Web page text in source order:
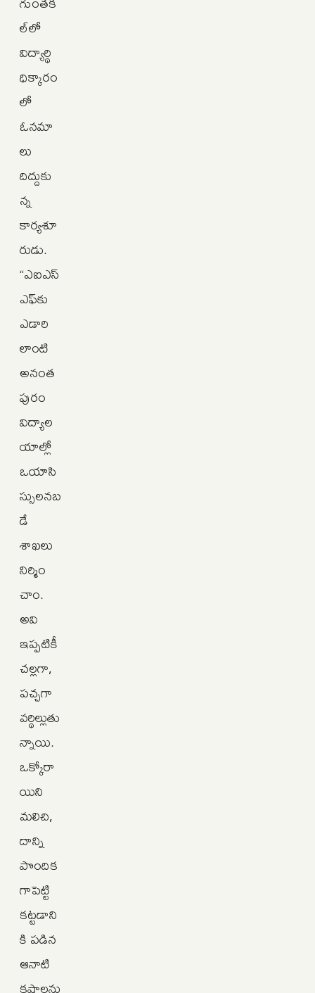
ల్‌లో
విద్యార్థి
ధిక్కారం
లో
ఓనమా
లు
దిద్దుకు
న్న
కార్యశూ
రుడు.
“ఎఐఎస్‌
ఎఫ్‌కు
ఎడారి
లాంటి
అనంత
పురం
విద్యాల
యాల్లో
ఒయాసి
స్సులనబ
డే
శాఖలు
నిర్మిం
చాం.
అవి
ఇప్పటికీ
చల్లగా,
పచ్చగా
వర్థిల్లుతు
న్నాయి.
ఒక్కోరా
యిని
మలిచి,
దాన్ని
పొందిక
గాపెట్టి
కట్టడాని
కి పడిన
ఆనాటి